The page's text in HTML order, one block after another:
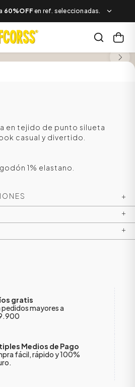
60%OFF en ref. seleccionadas.
en tejido de punto silueta
casual y divertido.
1% elastano.
+
+
+
gratis
pedidos mayores a
Medios de Pago
fácil, rápido y 100%